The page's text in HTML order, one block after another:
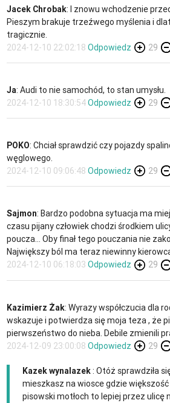
Jacek Chrobak: I znowu wchodzenie
Pieszym brakuje trzeźwego myślenia i
tragicznie.
2024-12-10 22:02:18 Odpowiedz 29
Ja: Audi to nie samochód, to stan umysłu.
2024-12-10 18:30:54Odpowiedz 29
POKO: Chciał sprawdzić czy pojazdy
węglowego.
2024-12-10 09:06:48 Odpowiedz 29
Sajmon: Bardzo podobna sytuacja ma
czasu pijany człowiek chodzi środkiem
poucza… Oby finał tego pouczania nie
Największy ból ma teraz niewinny
2024-12-10 06:18:03 Odpowiedz 29
Kazimierz Żak: Wyrazy współczucia dla
wskazuje i potwierdza się moja teza , że
pierwszeństwo do nieba. Debile zmienili
2024-12-09 23:00:08 Odpowiedz 29
Kazek wynalazek: Otóż sprawdziła
mieszkasz na wiosce gdzie
pisowski motłoch to lepiej przez ulicę